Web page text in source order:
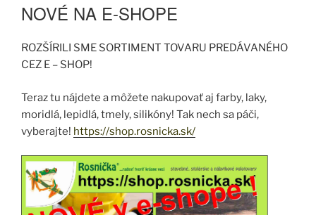
NOVÉ NA E-SHOPE
ROZŠÍRILI SME SORTIMENT TOVARU PREDÁVANÉHO
CEZ E – SHOP!
Teraz tu nájdete a môžete nakupovať aj farby, laky,
moridlá, lepidlá, tmely, silikóny! Tak nech sa páči,
vyberajte! https://shop.rosnicka.sk/